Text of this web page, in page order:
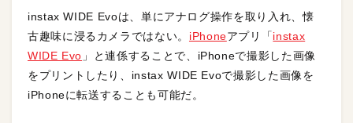
instax WIDE Evoは、単にアナログ操作を取り入れ、懐
古趣味に浸るカメラではない。 iPhoneアプリ「instax
WIDE Evo 」と連係することで、iPhoneで撮影した画像
をプリントしたり、instax WIDE Evoで撮影した画像を
iPhoneに転送することも可能だ。